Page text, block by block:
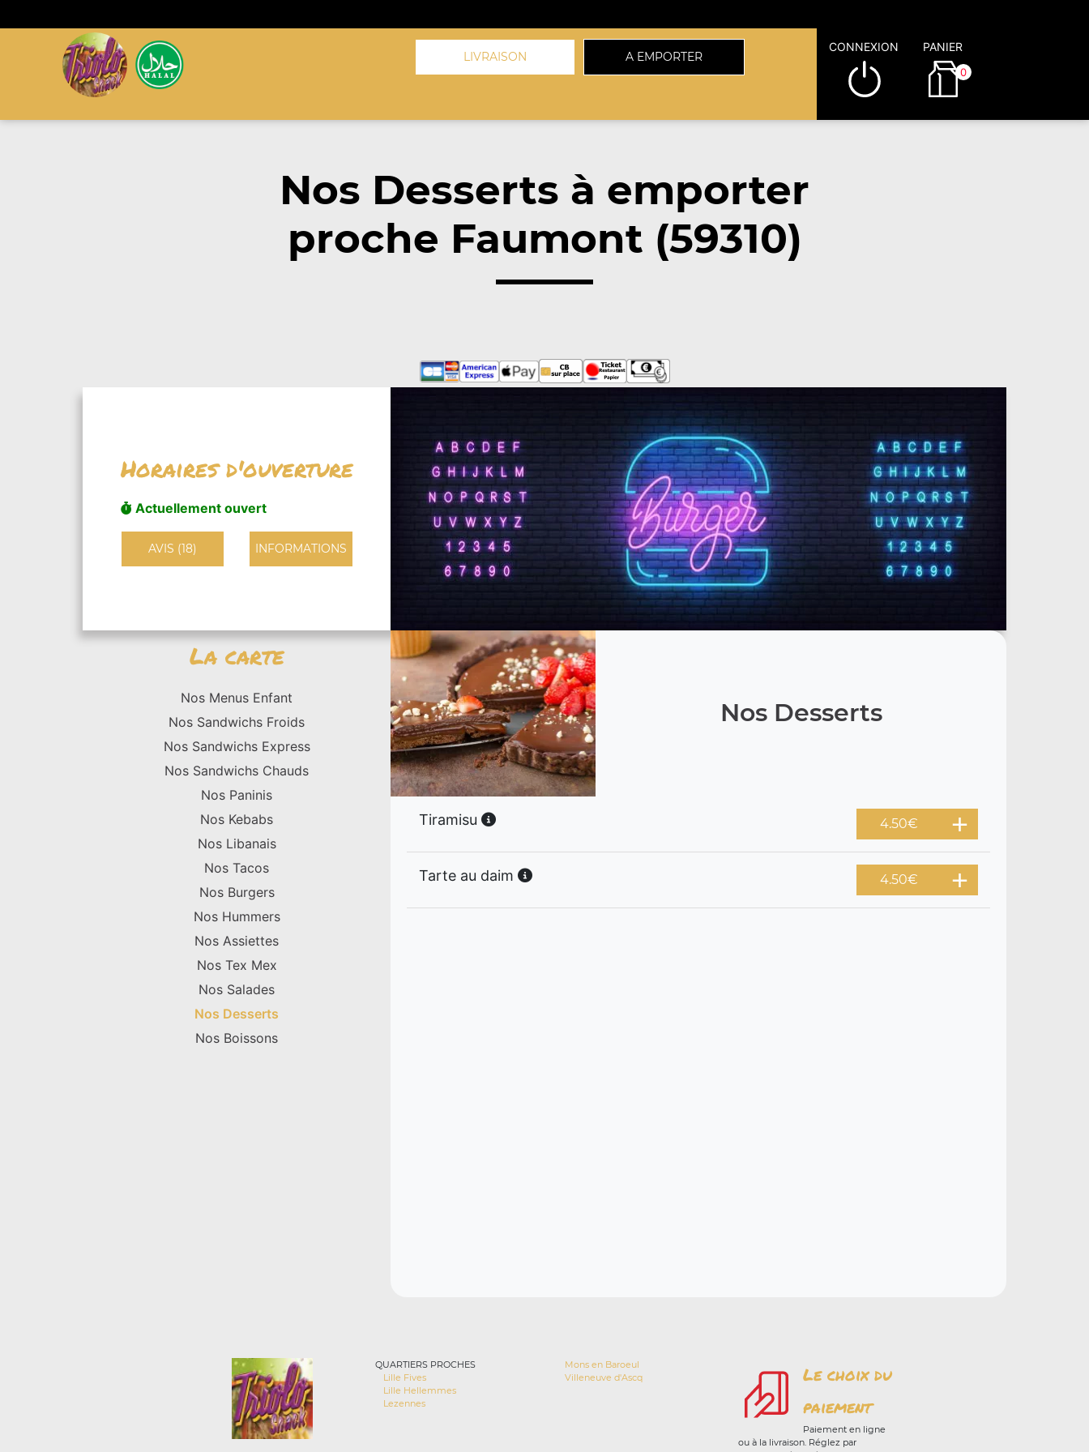
LIVRAISON A EMPORTER
CONNEXION PANIER
0
Nos Desserts à emporter
proche Faumont (59310)
Horaires d'ouverture
Actuellement ouvert
AVIS (18) INFORMATIONS
La carte
Nos Menus Enfant
Nos Sandwichs Froids
Nos Sandwichs Express
Nos Sandwichs Chauds
Nos Paninis
Nos Kebabs
Nos Libanais
Nos Tacos
Nos Burgers
Nos Hummers
Nos Assiettes
Nos Tex Mex
Nos Salades
Nos Desserts
Nos Boissons
Nos Desserts
Tiramisu 4.50€
Tarte au daim 4.50€
QUARTIERS PROCHES
Lille Fives
Lille Hellemmes
Lezennes
Mons en Baroeul
Villeneuve d'Ascq
Le choix du
paiement
Paiement en ligne
ou à la livraison. Réglez par